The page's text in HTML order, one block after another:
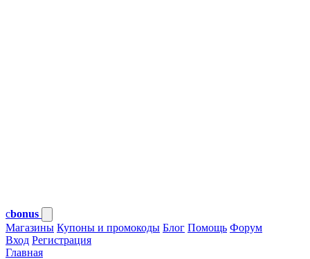
cbonus
Магазины Купоны и промокоды Блог Помощь Форум
Вход Регистрация
Главная